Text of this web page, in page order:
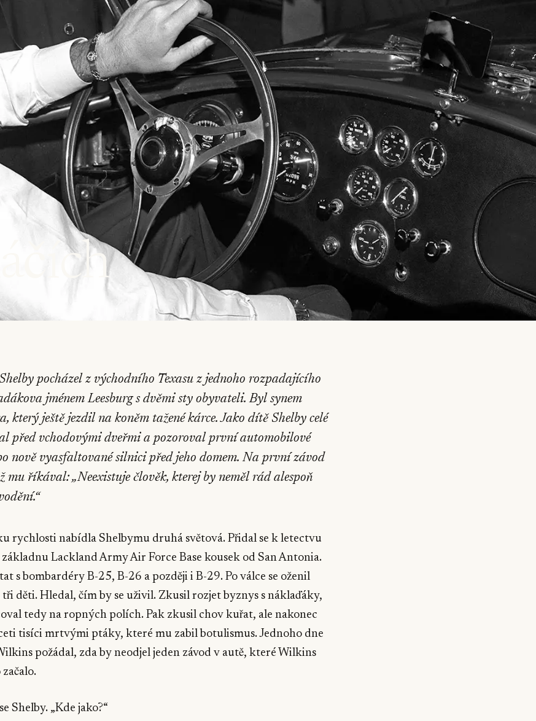
pocházel z východního Texasu z jednoho rozpadajícího
jménem Leesburg s dvěmi sty obyvateli. Byl synem
který ještě jezdil na koněm tažené kárce. Jako dítě Shelby celé
před vchodovými dveřmi a pozoroval první automobilové
nově vyasfaltované silnici před jeho domem. Na první závod
mu říkával: „Neexistuje člověk, kterej by neměl rád alespoň
rychlosti nabídla Shelbymu druhá světová. Přidal se k letectvu
základnu Lackland Army Air Force Base kousek od San Antonia.
s bombardéry B-25, B-26 a později i B-29. Po válce se oženil
tři děti. Hledal, čím by se uživil. Zkusil rozjet byznys s náklaďáky,
tedy na ropných polích. Pak zkusil chov kuřat, ale nakonec
tisíci mrtvými ptáky, které mu zabil botulismus. Jednoho dne
požádal, zda by neodjel jeden závod v autě, které Wilkins
Shelby. „Kde jako?“